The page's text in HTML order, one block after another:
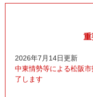
重
2026年7月14日更新
中東情勢等による松阪
了します